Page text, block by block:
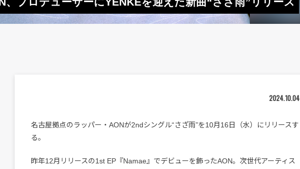
2024.10.04
名古屋拠点のラッパー・AONが2ndシングル“さざ雨”を10月16日（水）にリリースす
る。
昨年12月リリースの1st EP『Namae』でデビューを飾ったAON。次世代アーティス